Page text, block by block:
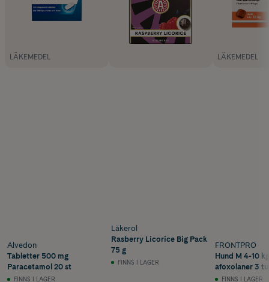
LÄKEMEDEL
Alvedon
Tabletter 500 mg
Paracetamol 20 st
FINNS I LAGER
Läkerol
Rasberry Licorice Big Pack
75 g
FINNS I LAGER
LÄKEMEDEL
FRONTPRO
Hund M 4-10
afoxolaner 3
FINNS I LAGER